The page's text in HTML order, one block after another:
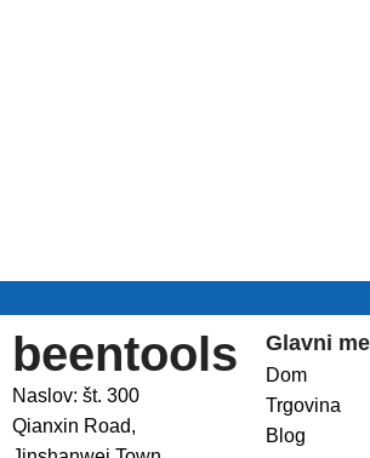
beentools
Naslov: št. 300
Qianxin Road,
Glavni
Dom
Trgovina
Blog